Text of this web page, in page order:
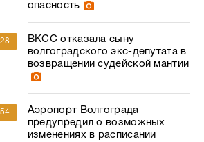
опасность
ВКСС отказала сыну
волгоградского экс-депутата в
возвращении судейской мантии
Аэропорт Волгограда
предупредил о возможных
изменениях в расписании